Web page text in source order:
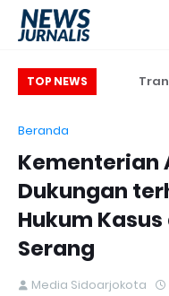
TOP NEWS
Beranda
Kementerian
Dukungan
Hukum
Serang
Media Sidoarjokota